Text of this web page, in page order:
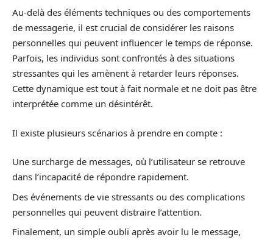
Au-delà des éléments techniques ou des comportements
de messagerie, il est crucial de considérer les raisons
personnelles qui peuvent influencer le temps de réponse.
Parfois, les individus sont confrontés à des situations
stressantes qui les amènent à retarder leurs réponses.
Cette dynamique est tout à fait normale et ne doit pas être
interprétée comme un désintérêt.
Il existe plusieurs scénarios à prendre en compte :
Une surcharge de messages, où l’utilisateur se retrouve
dans l’incapacité de répondre rapidement.
Des événements de vie stressants ou des complications
personnelles qui peuvent distraire l’attention.
Finalement, un simple oubli après avoir lu le message,